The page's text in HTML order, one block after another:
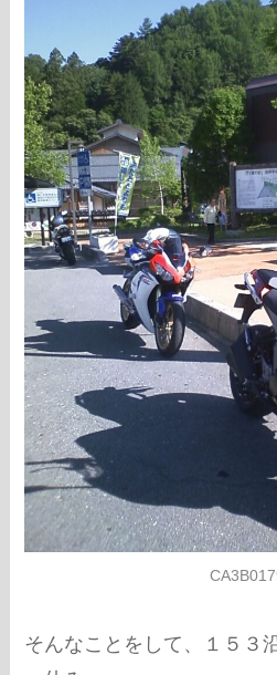
そんなことをして、１５３